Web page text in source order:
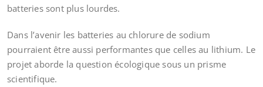
batteries sont plus lourdes.
Dans l’avenir les batteries au chlorure de sodium
pourraient être aussi performantes que celles au lithium. Le
projet aborde la question écologique sous un prisme
scientifique.